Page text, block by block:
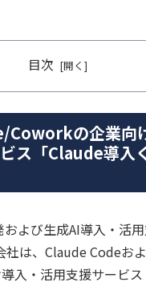
目次
の企業向
ス「Claude導入
よび生成AI導入・活
社は、Claude Codeお
入・活用支援サービ